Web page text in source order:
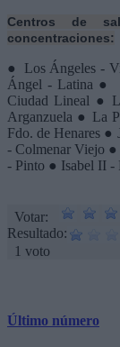
Centros de
concentraciones:
● Los Ángeles -
Ángel - Latina ●
Ciudad Lineal ●
Arganzuela ● La
Fdo. de Henares ●
- Colmenar Viejo ●
- Pinto ● Isabel II -
Votar:
Resultado:
1 voto
Último número